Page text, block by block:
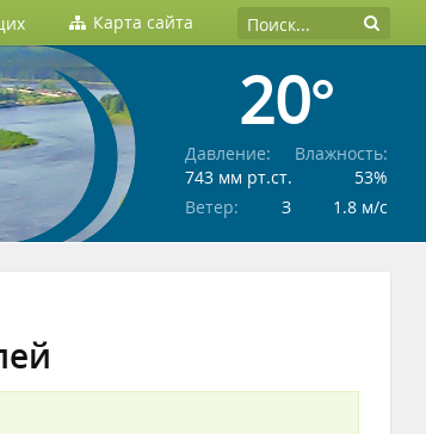
Карта сайта
20°
Давление:
743 мм рт.ст.
Влажность:
53%
Ветер:
З 1.8 м/c